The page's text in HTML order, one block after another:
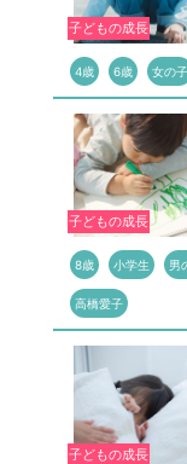
子どもの成長
4歳 6歳 女の子
子どもの成長
8歳 小学生 男
高橋愛子
子どもの成長